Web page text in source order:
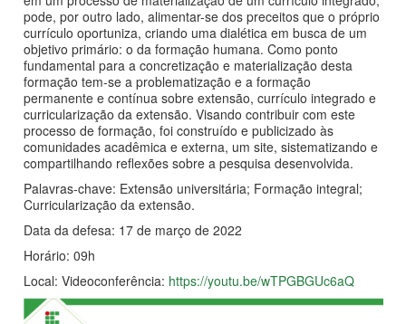
pode, por outro lado, alimentar-se dos preceitos que o próprio
currículo oportuniza, criando uma dialética em busca de um
objetivo primário: o da formação humana. Como ponto
fundamental para a concretização e materialização desta
formação tem-se a problematização e a formação
permanente e contínua sobre extensão, currículo integrado e
curricularização da extensão. Visando contribuir com este
processo de formação, foi construído e publicizado às
comunidades acadêmica e externa, um site, sistematizando e
compartilhando reflexões sobre a pesquisa desenvolvida.
Palavras-chave: Extensão universitária; Formação integral;
Curricularização da extensão.
Data da defesa: 17 de março de 2022
Horário: 09h
Local: Videoconferência: https://youtu.be/wTPGBGUc6aQ